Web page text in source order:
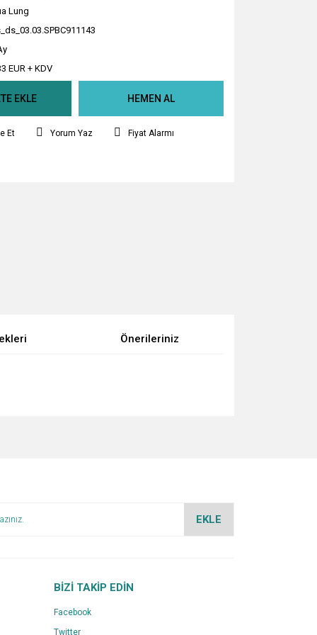
Lung
EUR + KDV
EKLE HEMEN AL
Et Yorum Yaz Fiyat Alarmı
Önerileriniz
EKLE
BİZİ TAKİP EDİN
Facebook
Twitter